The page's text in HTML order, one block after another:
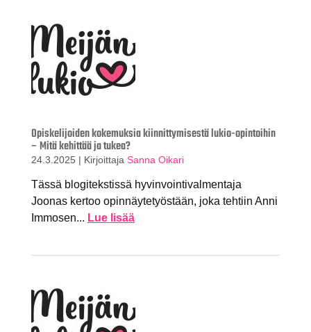
Opiskelijoiden kokemuksia kiinnittymisestä lukio-opintoihin
– Mitä kehittää ja tukea?
24.3.2025 | Kirjoittaja Sanna Oikari
Tässä blogitekstissä hyvinvointivalmentaja
Joonas kertoo opinnäytetyöstään, joka tehtiin Anni
Immosen... Lue lisää